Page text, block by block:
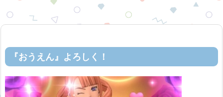
『おうえん』よろしく！